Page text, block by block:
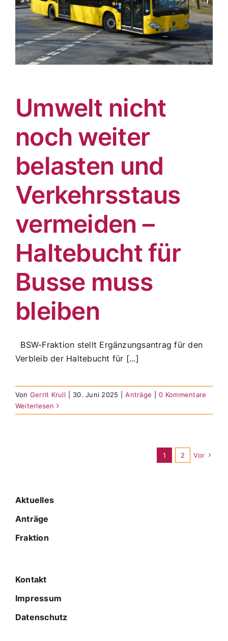
Umwelt nicht
noch weiter
belasten und
Verkehrsstaus
vermeiden –
Haltebucht für
Busse muss
bleiben
BSW-Fraktion stellt Ergänzungsantrag für den
Verbleib der Haltebucht für [...]
Von Gerrit Krull 30. Juni 2025 Anträge
0 Kommentare
Weiterlesen
1 2 Vor
Aktuelles
Anträge
Fraktion
Kontakt
Impressum
Datenschutz